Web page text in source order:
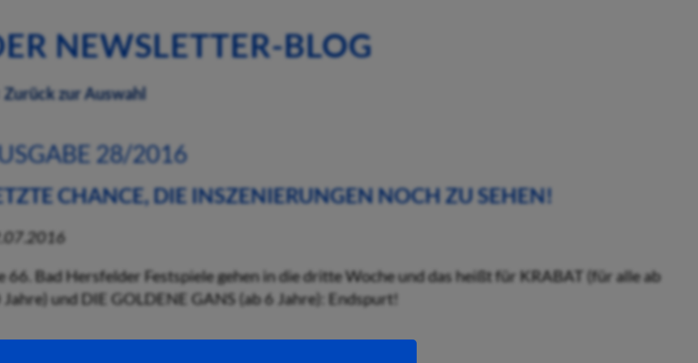
NEWSLETTER-BLOG
Zurück zur Auswahl
28/2016
CHANCE, DIE INSZENIERUNGEN NOCH ZU SEHEN!
66. Bad Hersfelder Festspiele gehen in die dritte Woche und das heißt für KRABAT (für alle ab
Jahre) und DIE GOLDENE GANS (ab 6 Jahre): Endspurt!